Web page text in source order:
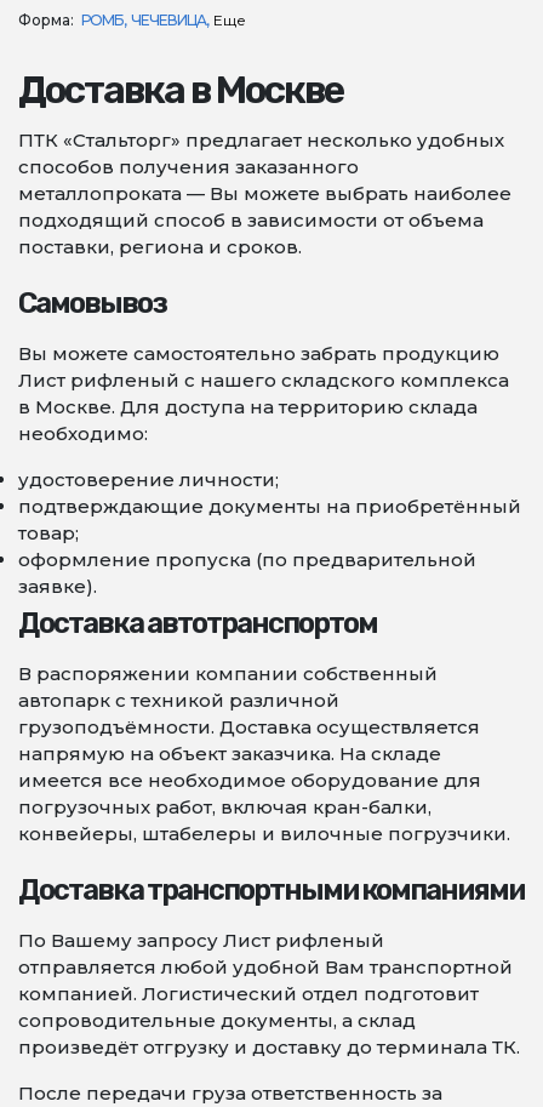
Форма: РОМБ ЧЕЧЕВИЦА Еще
Доставка в Москве
ПТК «Стальторг» предлагает несколько удобных
способов получения заказанного
металлопроката — Вы можете выбрать наиболее
подходящий способ в зависимости от объема
поставки, региона и сроков.
Самовывоз
Вы можете самостоятельно забрать продукцию
Лист рифленый с нашего складского комплекса
в Москве. Для доступа на территорию склада
необходимо:
удостоверение личности;
подтверждающие документы на приобретённый
товар;
оформление пропуска (по предварительной
заявке).
Доставка автотранспортом
В распоряжении компании собственный
автопарк с техникой различной
грузоподъёмности. Доставка осуществляется
напрямую на объект заказчика. На складе
имеется все необходимое оборудование для
погрузочных работ, включая кран-балки,
конвейеры, штабелеры и вилочные погрузчики.
Доставка транспортными компаниями
По Вашему запросу Лист рифленый
отправляется любой удобной Вам транспортной
компанией. Логистический отдел подготовит
сопроводительные документы, а склад
произведёт отгрузку и доставку до терминала ТК.
После передачи груза ответственность за